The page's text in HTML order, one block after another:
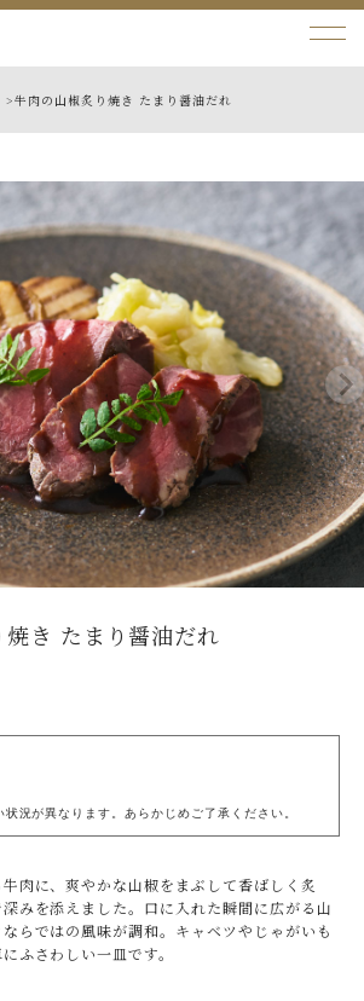
>牛肉の山椒炙り焼き たまり醤油だれ
き たまり醤油だれ
況が異なります。あらかじめご了承ください。
肉に、爽やかな山椒をまぶして香ばしく炙
みを添えました。口に入れた瞬間に広がる山
らではの風味が調和。キャベツやじゃがいも
ふさわしい一皿です。